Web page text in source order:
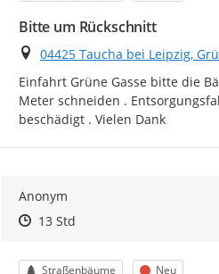
Bitte um Rückschnitt
Ort
04425 Taucha bei Leipzig,
Einfahrt Grüne Gasse bitte die
Meter schneiden .
beschädigt . Vielen Dank
Anonym
Zeitpunkt des Erstellens
Zeitpunkt des Erstellens
13 StdZur Äußerung
Kategorie
Straßenbäume Status
Neu